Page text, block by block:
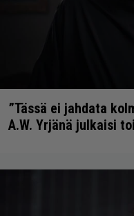
”Tässä ei jahdata
A.W. Yrjänä julkaisi